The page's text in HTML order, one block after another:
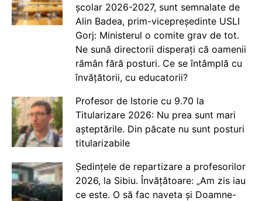
școlar 2026-2027, sunt semnalate de
Alin Badea, prim-vicepreședinte USLI
Gorj: Ministerul o comite grav de tot.
Ne sună directorii disperați că oamenii
rămân fără posturi. Ce se întâmplă cu
învățătorii, cu educatorii?
Profesor de Istorie cu 9.70 la
Titularizare 2026: Nu prea sunt mari
așteptările. Din păcate nu sunt posturi
titularizabile
Ședințele de repartizare a profesorilor
2026, la Sibiu. Învățătoare: „Am zis iau
ce este. O să fac naveta și Doamne-